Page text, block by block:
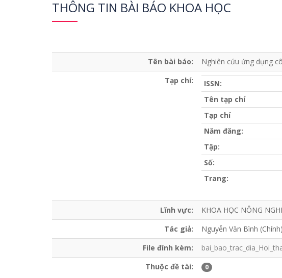
THÔNG TIN BÀI BÁO KHOA HỌC
Tên bài báo:
Nghiên cứu ứng dụng
Tạp chí:
ISSN:
Tên tạp chí
Tạp chí
Năm đăng:
Tập:
Số:
Trang:
Lĩnh vực:
KHOA HỌC NÔNG
Tác giả:
Nguyễn Văn Bình
File đính kèm:
Thuộc đề tài:
0